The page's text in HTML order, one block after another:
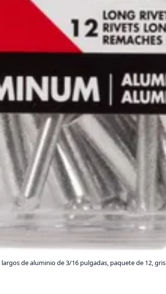
largos de aluminio de 3/16 pulgadas, paquete de 12, gris